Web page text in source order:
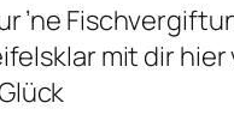
’ne
mit dir